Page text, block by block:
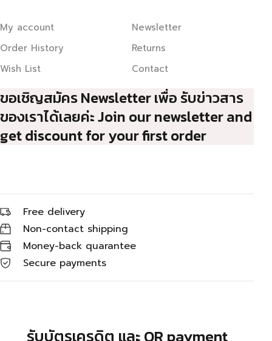
My account
Order History
Wish List
Newsletter
Returns
Contact
ขอเชิญสมัคร Newsletter เพื่อ รับข่าวสาร
ของเราได้เลยค่ะ Join our newsletter and
get discount for your first order
Free delivery
Non-contact shipping
Money-back quarantee
Secure payments